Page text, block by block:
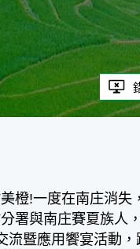
橙!一度在南庄消
署與南庄賽夏族人
流暨應用饗宴活動